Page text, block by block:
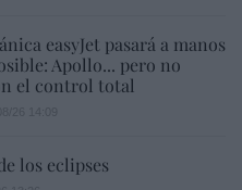
easyJet pasará a manos
Apollo... pero no
el control total
los eclipses